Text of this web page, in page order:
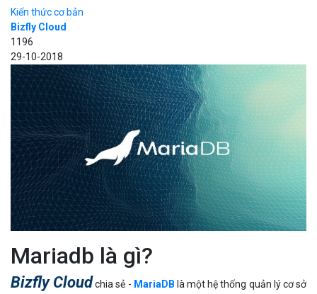
Kiến thức cơ bản
Bizfly Cloud
1196
29-10-2018
Mariadb là gì?
Bizfly Cloudchia sẻ - MariaDB là một hệ thống quản lý cơ sở